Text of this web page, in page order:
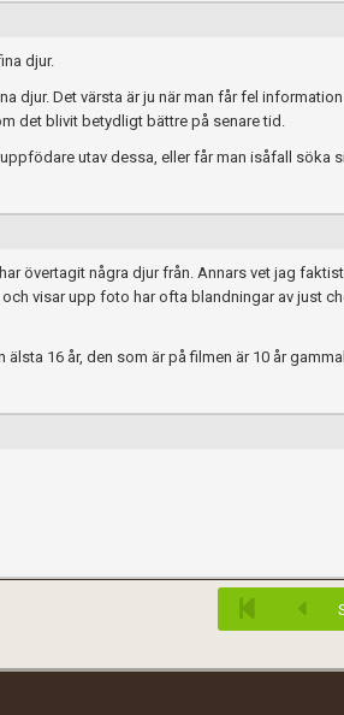
djur.
djur. Det värsta är ju när man får fel
det blivit betydligt bättre på senare tid.
utav dessa, eller får man isåfall söka
övertagit några djur från. Annars vet jag
visar upp foto har ofta blandningar av just
16 år, den som är på filmen är 10 år